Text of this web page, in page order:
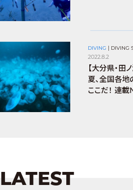
DIVING | DIVING
2022.8.2
【大分県・田
夏、全国各地
ここだ！ 連
LATEST